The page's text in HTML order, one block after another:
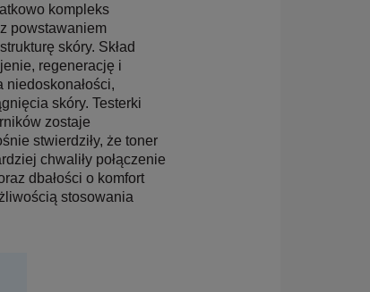
kompleks
powstawaniem
skóry. Skład
regenerację i
skóry. Testerki
zostaje
stwierdziły, że toner
chwaliły połączenie
dbałości o komfort
stosowania